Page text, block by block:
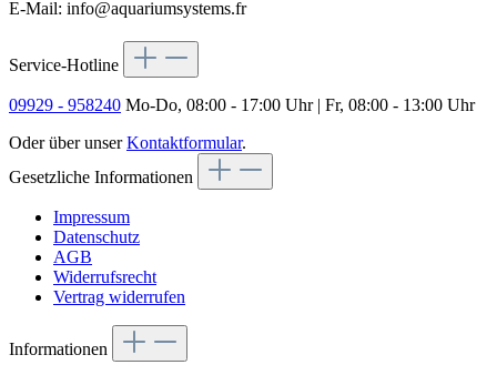
E-Mail: info@aquariumsystems.fr
Service-Hotline
09929 - 958240 Mo-Do, 08:00 - 17:00 Uhr | Fr, 08:00 - 13:00 Uhr
Oder über unserKontaktformular.
Gesetzliche Informationen
Impressum
Datenschutz
AGB
Widerrufsrecht
Vertrag widerrufen
Informationen